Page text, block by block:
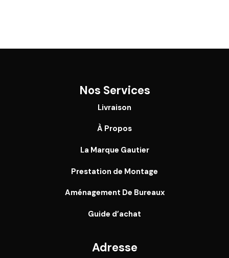
Nos Services
Livraison
À Propos
La Marque Gautier
Prestation de Montage
Aménagement De Bureaux
Guide d’achat
Adresse